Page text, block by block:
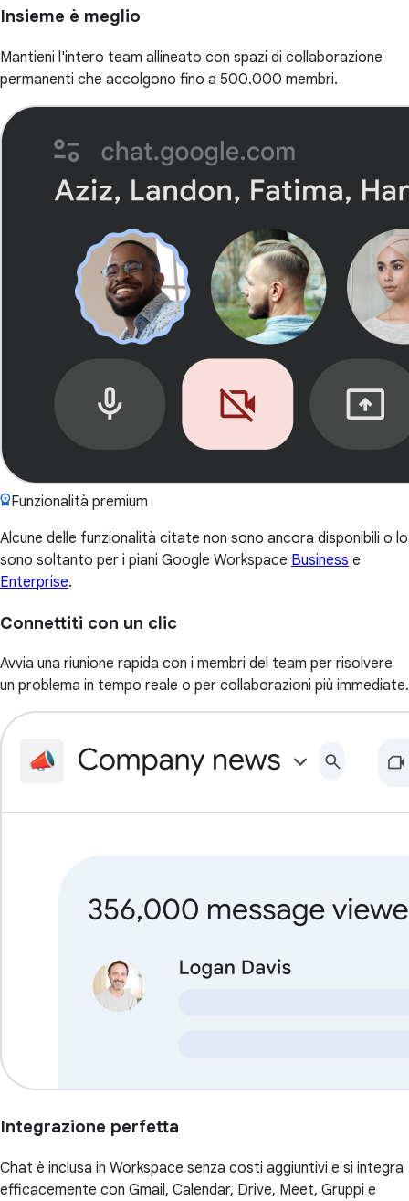
Insieme è meglio
Mantieni l'intero team allineato con spazi di collaborazione
permanenti che accolgono fino a 500.000 membri.
Funzionalità premium
Alcune delle funzionalità citate non sono ancora disponibili o lo
sono soltanto per i piani Google Workspace Business e
Enterprise.
Connettiti con un clic
Avvia una riunione rapida con i membri del team per risolvere
un problema in tempo reale o per collaborazioni più immediate.
Integrazione perfetta
Chat è inclusa in Workspace senza costi aggiuntivi e si integra
efficacemente con Gmail, Calendar, Drive, Meet, Gruppi e